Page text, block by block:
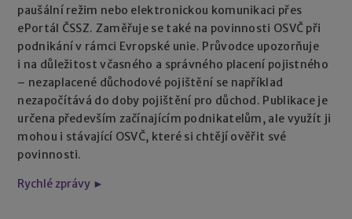
paušální režim nebo elektronickou komunikaci přes
ePortál ČSSZ. Zaměřuje se také na povinnosti OSVČ při
podnikání v rámci Evropské unie. Průvodce upozorňuje
i na důležitost včasného a správného placení pojistného
– nezaplacené důchodové pojištění se například
nezapočítává do doby pojištění pro důchod. Publikace je
určena především začínajícím podnikatelům, ale využít ji
mohou i stávající OSVČ, které si chtějí ověřit své
povinnosti.
Rychlé zprávy ►